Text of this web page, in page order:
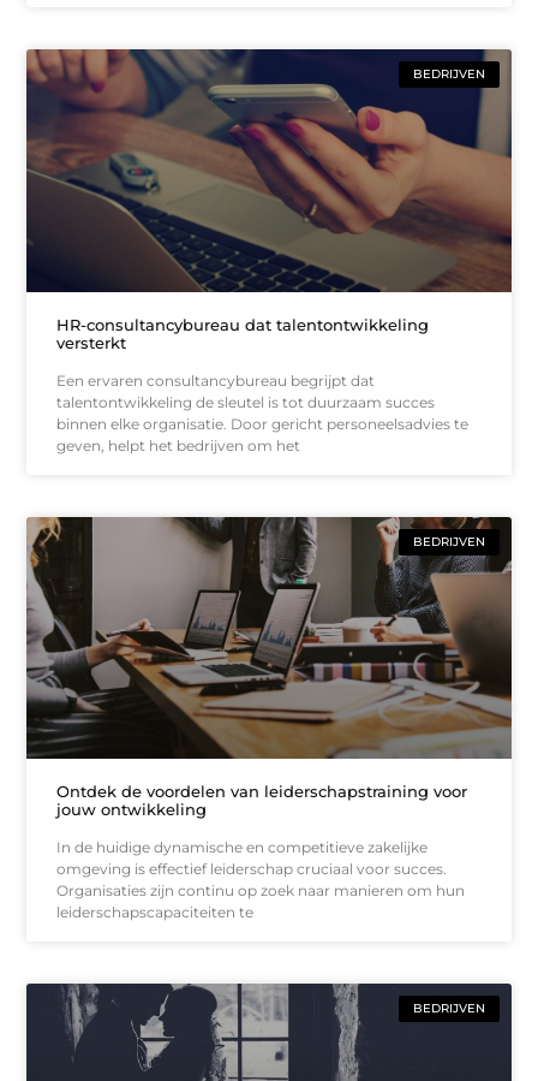
BEDRIJVEN
HR-consultancybureau dat talentontwikkeling
versterkt
Een ervaren consultancybureau begrijpt dat
talentontwikkeling de sleutel is tot duurzaam succes
binnen elke organisatie. Door gericht personeelsadvies te
geven, helpt het bedrijven om het
BEDRIJVEN
Ontdek de voordelen van leiderschapstraining voor
jouw ontwikkeling
In de huidige dynamische en competitieve zakelijke
omgeving is effectief leiderschap cruciaal voor succes.
Organisaties zijn continu op zoek naar manieren om hun
leiderschapscapaciteiten te
BEDRIJVEN